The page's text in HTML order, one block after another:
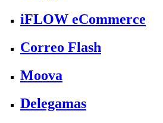
iFLOW eCommerce
Correo Flash
Moova
Delegamas